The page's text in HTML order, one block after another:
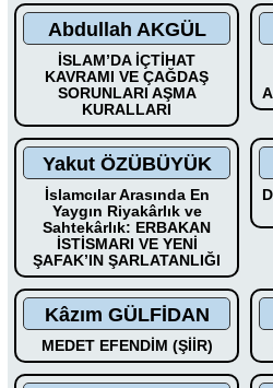
Abdullah AKGÜL
İSLAM’DA İÇTİHAT
KAVRAMI VE ÇAĞDAŞ
SORUNLARI AŞMA
KURALLARI
Yakut ÖZÜBÜYÜK
İslamcılar Arasında En
Yaygın Riyakârlık ve
Sahtekârlık: ERBAKAN
İSTİSMARI VE YENİ
ŞAFAK’IN ŞARLATANLIĞI
Kâzım GÜLFİDAN
MEDET EFENDİM (ŞİİR)